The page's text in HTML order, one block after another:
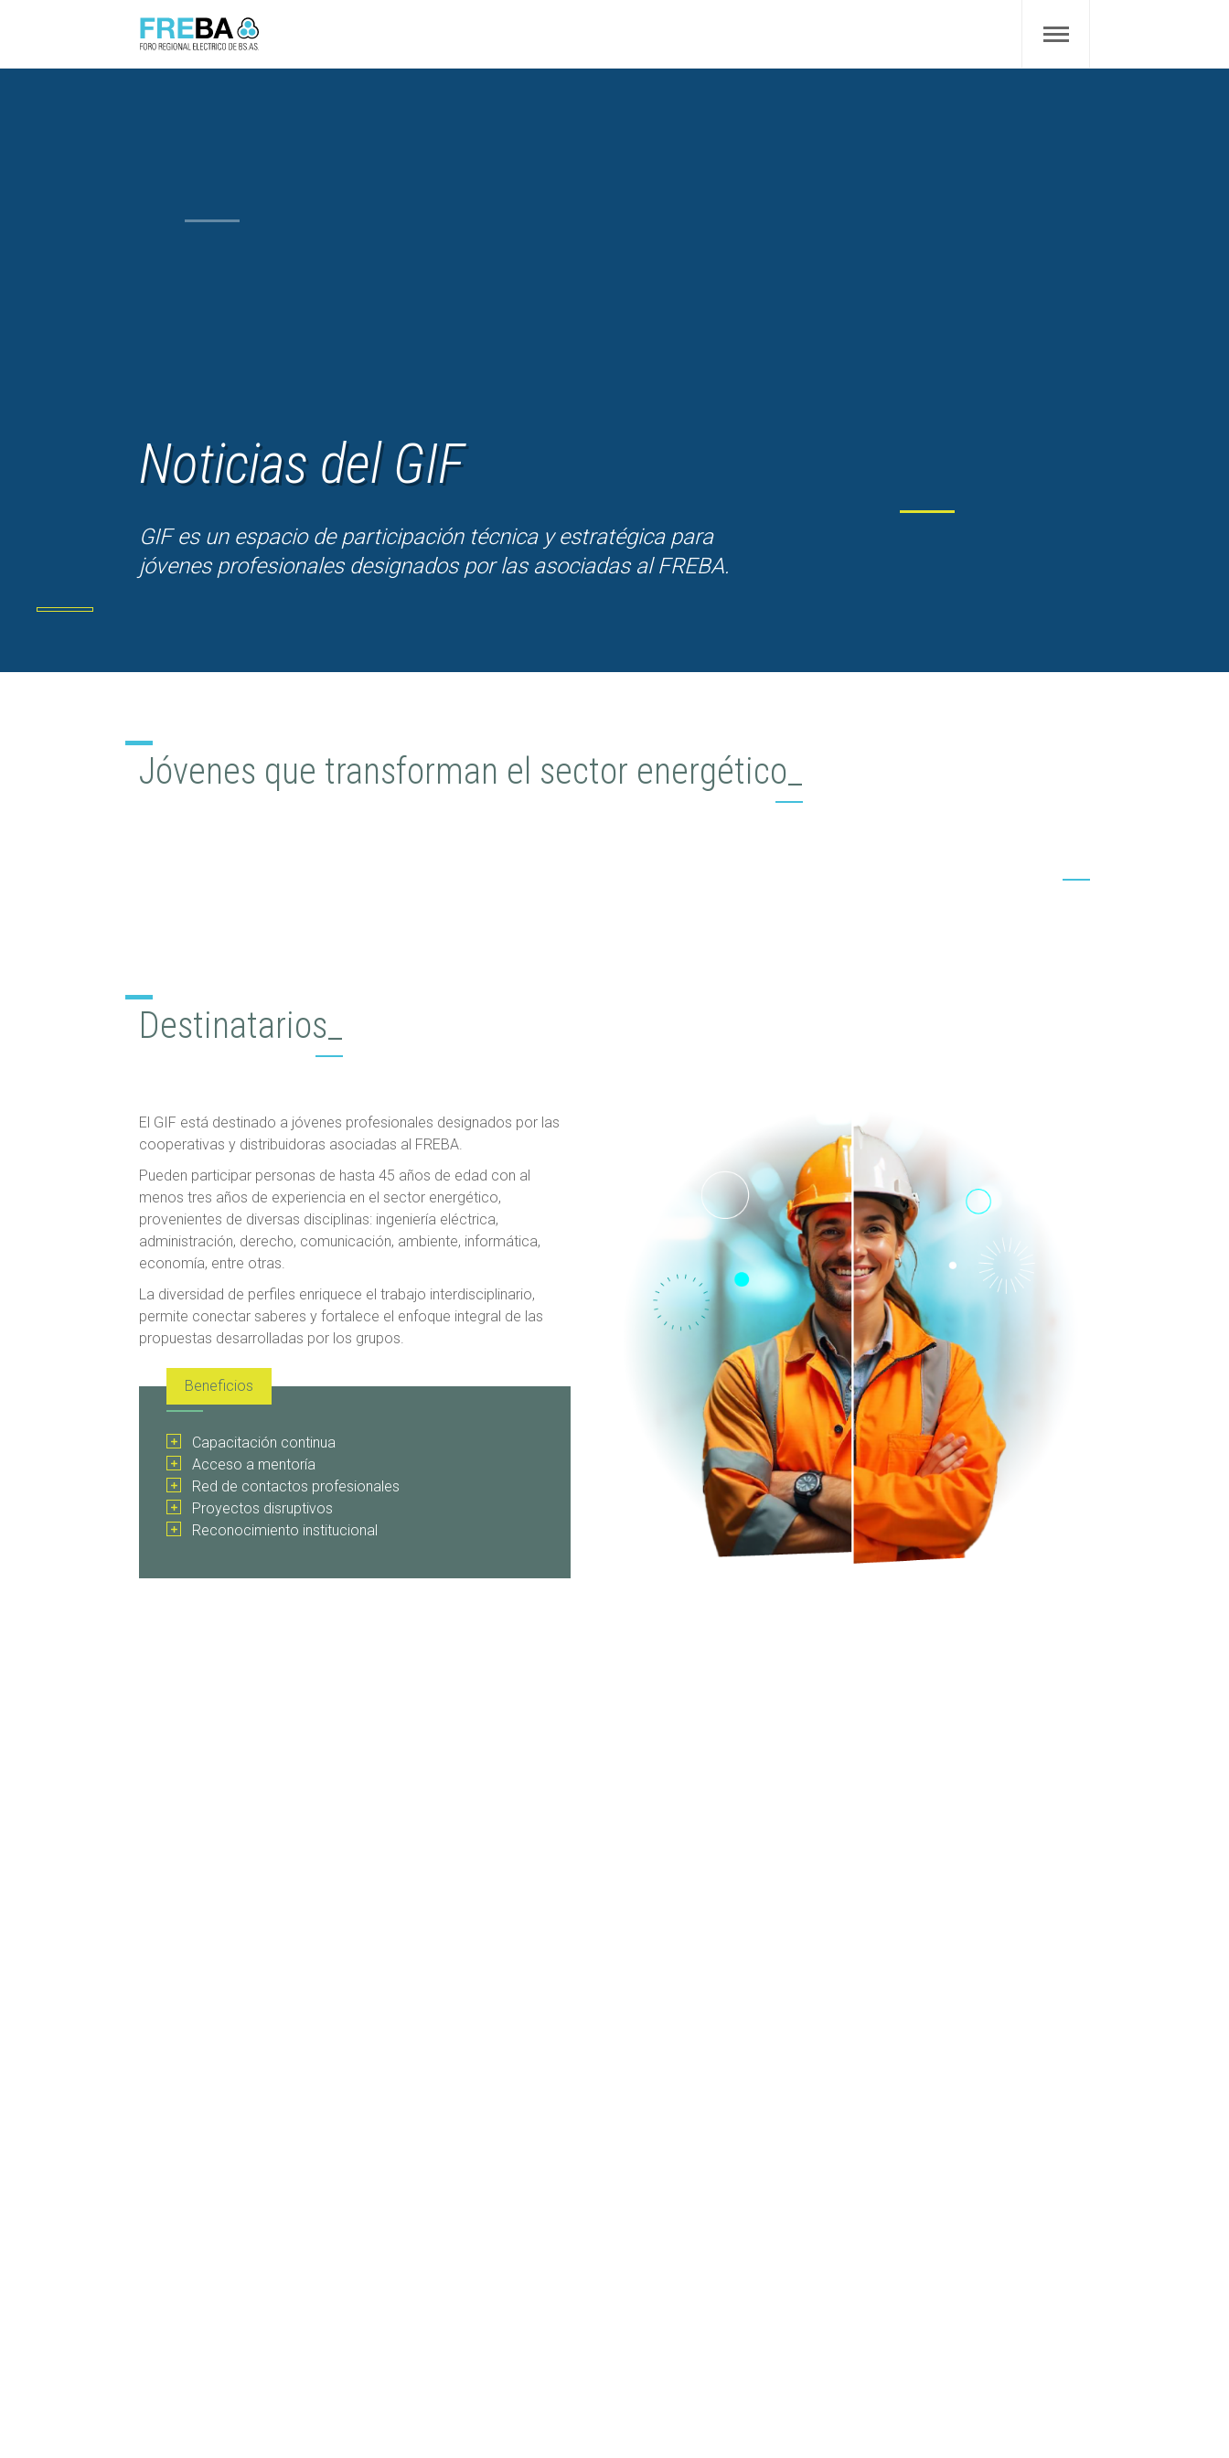
Noticias del GIF
GIF es un espacio de participación técnica y estratégica para
jóvenes profesionales designados por las asociadas al FREBA.
Jóvenes que transforman el sector energético_
Destinatarios_
El GIF está destinado a jóvenes profesionales designados por las
cooperativas y distribuidoras asociadas al FREBA.
Pueden participar personas de hasta 45 años de edad con al
menos tres años de experiencia en el sector energético,
provenientes de diversas disciplinas: ingeniería eléctrica,
administración, derecho, comunicación, ambiente, informática,
economía, entre otras.
La diversidad de perfiles enriquece el trabajo interdisciplinario,
permite conectar saberes y fortalece el enfoque integral de las
propuestas desarrolladas por los grupos.
Beneficios
Capacitación continua
Acceso a mentoría
Red de contactos profesionales
Proyectos disruptivos
Reconocimiento institucional